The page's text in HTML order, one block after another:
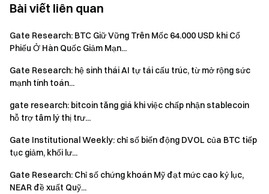
Nhóm Gate
Cổng vào Tiền điện tử
Giao dịch hơn 4,900 loại tiền điện tử một cách an toàn,
nhanh chóng và dễ dàng
Hành động ngay
Mời bạn bè và kiếm hoa hồng 40%
Truy cập trang web chính thức của Gate
Bài viết liên quan
Gate Research: BTC Giữ Vững Trên Mốc 64.000 USD khi Cổ
Phiếu Ở Hàn Quốc Giảm Mạn...
Gate Research: hệ sinh thái AI tự tái cấu trúc, từ mở rộng sức
mạnh tính toán...
gate research: bitcoin tăng giá khi việc chấp nhận stablecoin
hỗ trợ tâm lý thị trư...
Gate Institutional Weekly: chỉ số biến động DVOL của BTC tiếp
tục giảm, khối lư...
Gate Research: Chỉ số chứng khoán Mỹ đạt mức cao kỷ lục,
NEAR đề xuất Quỹ...